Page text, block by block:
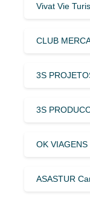
Vivat Vie
CLUB
3S
3S
OK
ASASTUR